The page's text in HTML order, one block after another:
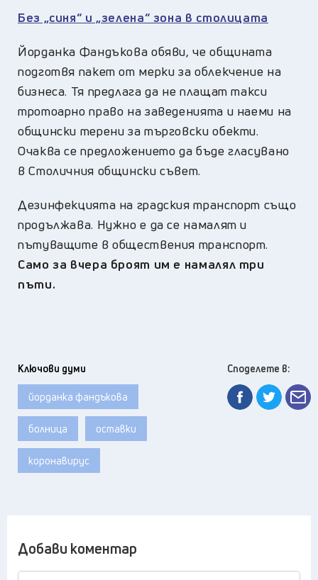
Без „синя“ и „зелена“ зона в столицата
Йорданка Фандъкова обяви, че общината
подготвя пакет от мерки за облекчение на
бизнеса. Тя предлага да не плащат такси
тротоарно право на заведенията и наеми на
общински терени за търговски обекти.
Очаква се предложението да бъде гласувано
в Столичния общински съвет.
Дезинфекцията на градския транспорт също
продължава. Нужно е да се намалят и
пътуващите в обществения транспорт.
Само за вчера броят им е намалял три
пъти.
Ключови думи
йорданка фандъкова
болница оставки
коронавирус
Споделете в:
Добави коментар